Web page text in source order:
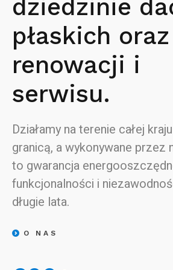
dziedzinie
płaskich oraz
renowacji i
serwisu.
Działamy na terenie całej
granicą, a wykonywane przez
to gwarancja
funkcjonalności i
długie lata.
O NAS